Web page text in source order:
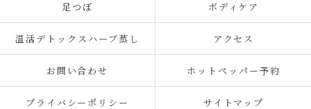
足つぼ ボディケア
温活デトックスハーブ蒸し アクセス
お問い合わせ ホットペッパー予約
プライバシーポリシー サイトマップ